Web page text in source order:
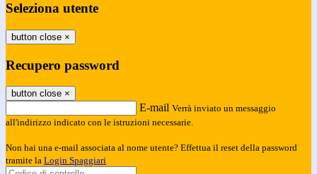
Seleziona utente
button close ×
Recupero password
button close ×
E-mail Verrà inviato un messaggio
all'indirizzo indicato con le istruzioni necessarie.
Non hai una e-mail associata al nome utente? Effettua il reset della password
tramite la Login Spaggiari